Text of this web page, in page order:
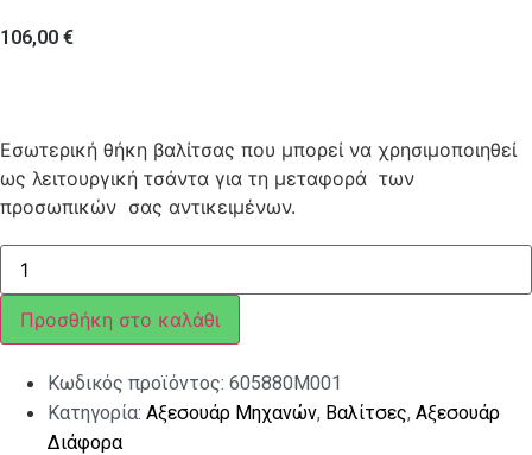
106,00 €
Εσωτερική θήκη βαλίτσας που μπορεί να χρησιμοποιηθεί
ως λειτουργική τσάντα για τη μεταφορά των
προσωπικών σας αντικειμένων.
ΤΣΑΝΤΑ
ΔΕΡΜΑΤΙΝΗ
ΓΙΑ
ΒΑΛΙΤΣΑΚΙΑ
VESPA
ΜΑΥΡΟ
ποσότητα
Προσθήκη στο καλάθι
Κωδικός προϊόντος: 605880M001
Κατηγορία: Αξεσουάρ Μηχανών, Βαλίτσες, Αξεσουάρ
Διάφορα